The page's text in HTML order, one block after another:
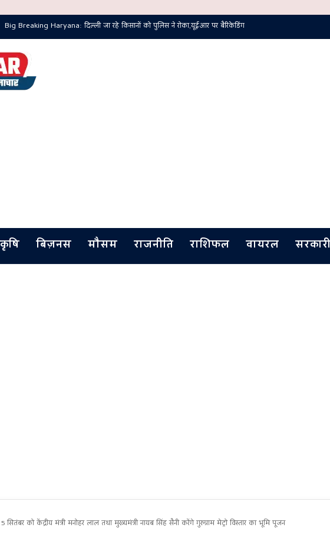
Big Breaking Haryana: दिल्ली जा रहे किसानों को पुलिस ने रोका,यूईआर पर बैरिकेडिंग
कृषि बिज़नस मौसम राजनीति राशिफल वायरल
को केंद्रीय मंत्री मनोहर लाल तथा मुख्यमंत्री नायब सिंह सैनी करेंगे गुरुग्राम मेट्रो विस्तार का भूमि पूजन